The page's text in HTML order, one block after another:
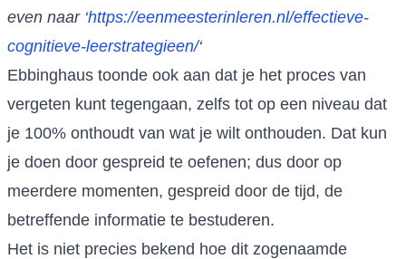
even naar ‘https://eenmeesterinleren.nl/effectieve-
cognitieve-leerstrategieen/‘
Ebbinghaus toonde ook aan dat je het proces van
vergeten kunt tegengaan, zelfs tot op een niveau dat
je 100% onthoudt van wat je wilt onthouden. Dat kun
je doen door gespreid te oefenen; dus door op
meerdere momenten, gespreid door de tijd, de
betreffende informatie te bestuderen.
Het is niet precies bekend hoe dit zogenaamde